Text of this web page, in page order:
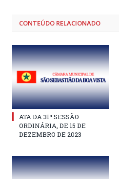
CONTEÚDO RELACIONADO
ATA DA 31ª SESSÃO
ORDINÁRIA, DE 15 DE
DEZEMBRO DE 2023